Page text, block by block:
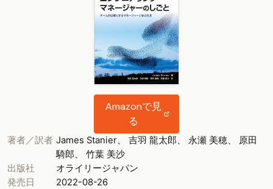
Amazonで見
る
著者／訳者 James Stanier、 吉羽 龍太郎、 永瀬 美穂、 原田
騎郎、 竹葉 美沙
出版社 オライリージャパン
発売日 2022-08-26